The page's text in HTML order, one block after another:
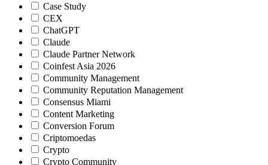
Case Study
CEX
ChatGPT
Claude
Claude Partner Network
Coinfest Asia 2026
Community Management
Community Reputation Management
Consensus Miami
Content Marketing
Conversion Forum
Criptomoedas
Crypto
Crypto Community